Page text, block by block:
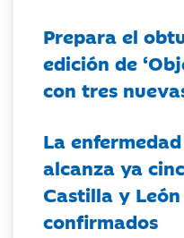
Prepara el
edición de
con tres
La
alcanza ya
Castilla y
confirmados